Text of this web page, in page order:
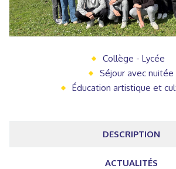
Collège - Lycée
Séjour avec nuitée
Éducation artistique et
DESCRIPTION
ACTUALITÉS